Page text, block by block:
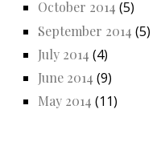
October 2014 (5)
September 2014 (5)
July 2014 (4)
June 2014 (9)
May 2014 (11)